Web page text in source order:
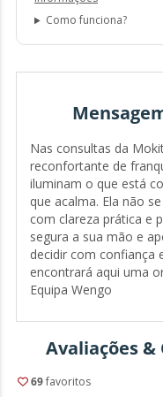
Como funciona?
Nas consultas da
reconfortante de
iluminam o que está
que acalma. Ela não
com clareza prática e
segura a sua mão e
decidir com confiança
encontrará aqui uma
Equipa Wengo
Avaliações
69favoritos